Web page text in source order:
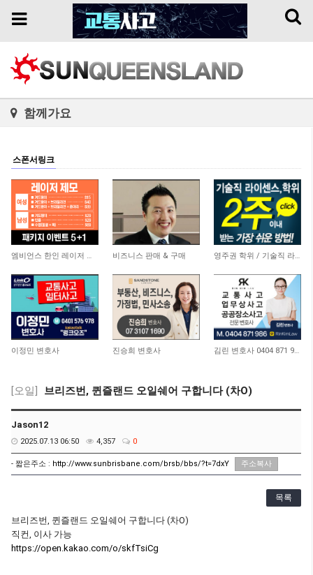
Toggle
Toggle
함께가요
스폰서링크
3,771 엠비언스 한인 레이저 클리닉 5,858
비즈니스 판매 & 구매 20,750 영주권 학위 / 기술직 라이센스 최소2주안에 받기! (요리, 페인팅, 용접, 차일드케어 등…
10,968
이정민 변호사 10,719
진승희 변호사 12,925 김린 변호사 0404 871 986
[오일] 브리즈번, 퀸즐랜드 오일쉐어 구합니다 (차O)
Jason12
2025.07.13 06:50 4,357 0
- 짧은주소 : http://www.sunbrisbane.com/brsb/bbs/?t=7dxY 주소복사
목록
브리즈번, 퀸즐랜드 오일쉐어 구합니다 (차O)
직컨, 이사 가능
https://open.kakao.com/o/skfTsiCg